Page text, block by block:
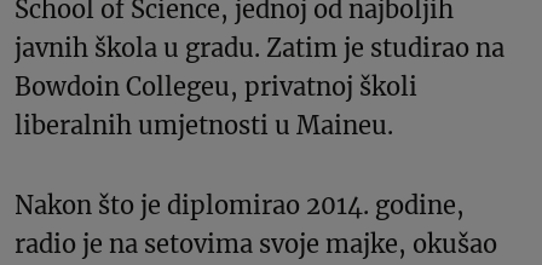
School of Science, jednoj od najboljih
javnih škola u gradu. Zatim je studirao na
Bowdoin Collegeu, privatnoj školi
liberalnih umjetnosti u Maineu.
Nakon što je diplomirao 2014. godine,
radio je na setovima svoje majke, okušao